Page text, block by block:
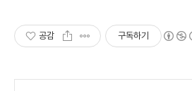
공감 구독하기